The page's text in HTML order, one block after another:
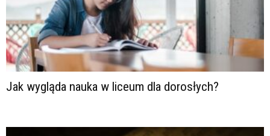
Jak wygląda nauka w liceum dla dorosłych?